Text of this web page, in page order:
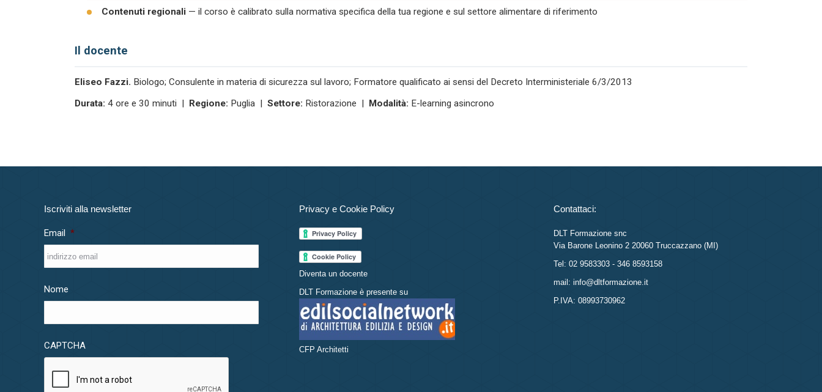
Contenuti regionali — il corso è calibrato sulla normativa specifica della tua regione e sul settore alimentare di riferimento
Il docente
Eliseo Fazzi. Biologo; Consulente in materia di sicurezza sul lavoro; Formatore qualificato ai sensi del Decreto Interministeriale 6/3/2013
Durata: 4 ore e 30 minuti | Regione: Puglia | Settore: Ristorazione | Modalità: E-learning asincrono
Iscriviti alla newsletter
Email *
Nome
CAPTCHA
Privacy e Cookie Policy
Diventa un docente
DLT Formazione è presente su
CFP Architetti
Contattaci:
DLT Formazione snc
Via Barone Leonino 2 20060 Truccazzano (MI)
Tel: 02 9583303 - 346 8593158
mail: info@dltformazione.it
P.IVA: 08993730962